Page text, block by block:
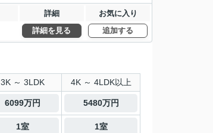
詳細 お気に入り
詳細を見る 追加する
3K ～ 3LDK 4K ～ 4LDK以上
6099万円 5480万円
1室 1室